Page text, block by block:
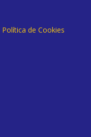
Política de Cookies